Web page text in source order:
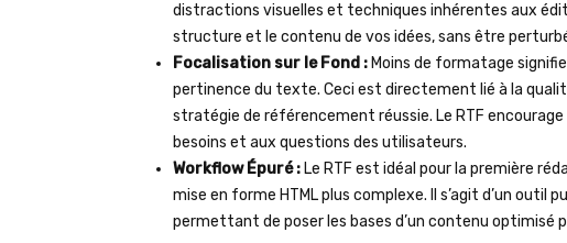
distractions visuelles et techniques inhérentes aux
structure et le contenu de vos idées, sans être
Focalisation sur le Fond : Moins de formatage
pertinence du texte. Ceci est directement lié à la
stratégie de référencement réussie. Le RTF
besoins et aux questions des utilisateurs.
Workflow Épuré : Le RTF est idéal pour la première
mise en forme HTML plus complexe. Il s’agit d’un
permettant de poser les bases d’un contenu optimisé